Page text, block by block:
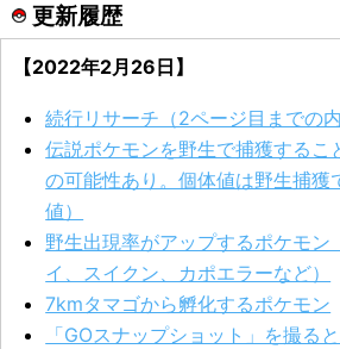
更新履歴
【2022年2月26日】
続行リサーチ（2ページ目までの内
伝説ポケモンを野生で捕獲するこ
の可能性あり。個体値は野生捕獲
値）
野生出現率がアップするポケモン
イ、スイクン、カポエラーなど）
7kmタマゴから孵化するポケモン
「GOスナップショット」を撮る